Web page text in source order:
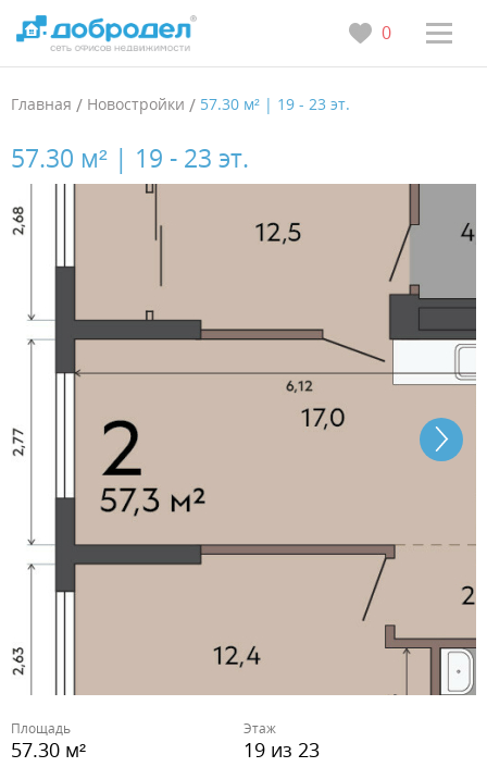
0
Главная / Новостройки / 57.30 м² | 19 - 23 эт.
57.30 м² | 19 - 23 эт.
Площадь
57.30 м²
Этаж
19 из 23